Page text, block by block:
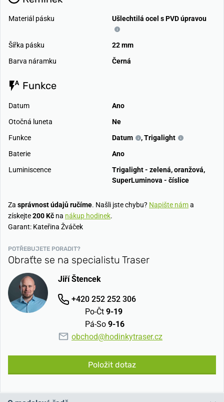
Materiál pásku Ušlechtilá ocel s PVD úpravou
Šířka pásku
22 mm
Barva náramku
Černá
Funkce
Datum
Ano
Otočná luneta
Ne
Funkce
Datum ,Trigalight
Baterie
Ano
Luminiscence
Trigalight - zelená, oranžová,
SuperLuminova - číslice
Za správnost údajů ručíme. Našli jste chybu? Napište náma
získejte200 Kč na nákup hodinek.
Garant: Kateřina Žváček
POTŘEBUJETE PORADIT?
Obraťte se na specialistu Traser
Jiří Štencek
+420 252 252 306
Po-Čt 9-19
Pá-So 9-16
obchod@hodinkytraser.cz
Položit dotaz